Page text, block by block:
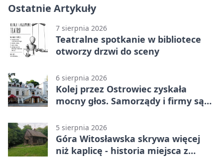
Ostatnie Artykuły
7 sierpnia 2026
Teatralne spotkanie w bibliotece
otworzy drzwi do sceny
6 sierpnia 2026
Kolej przez Ostrowiec zyskała
mocny głos. Samorządy i firmy są
5 sierpnia 2026
Góra Witosławska skrywa więcej
niż kaplicę - historia miejsca z